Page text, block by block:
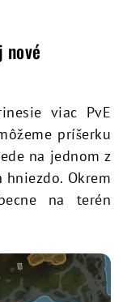
nové
viac PvE
príšerku
na jednom z
Okrem
na terén